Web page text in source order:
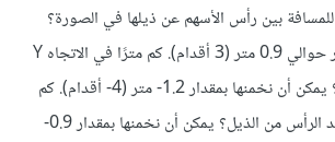
كم مترًا في الاتجاه X للمسافة بين رأس الأسهم عن ذيلها في الصورة؟
يمكن أن نخمنها بمقدار حوالي 0.9 متر (3 أقدام). كم مترًا في الاتجاه Y
يبعد الرأس عن الذيل؟ يمكن أن نخمنها بمقدار 1.2- متر (‎-4 أقدام). كم
مترًا في الاتجاه Z يبعد الرأس من الذيل؟ يمكن أن نخمنها بمقدار 0.9-